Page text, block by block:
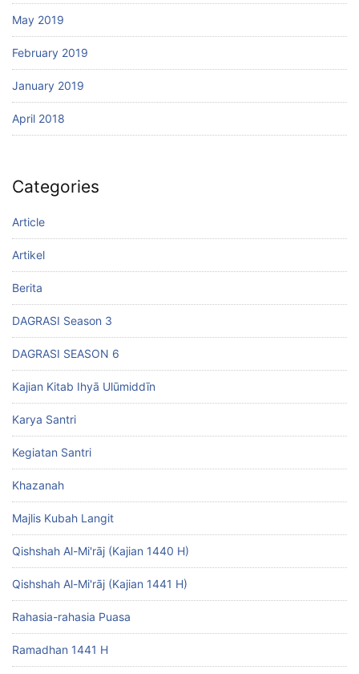
May 2019
February 2019
January 2019
April 2018
Categories
Article
Artikel
Berita
DAGRASI Season 3
DAGRASI SEASON 6
Kajian Kitab Ihyā Ulūmiddīn
Karya Santri
Kegiatan Santri
Khazanah
Majlis Kubah Langit
Qishshah Al-Mi'rāj (Kajian 1440 H)
Qishshah Al-Mi'rāj (Kajian 1441 H)
Rahasia-rahasia Puasa
Ramadhan 1441 H